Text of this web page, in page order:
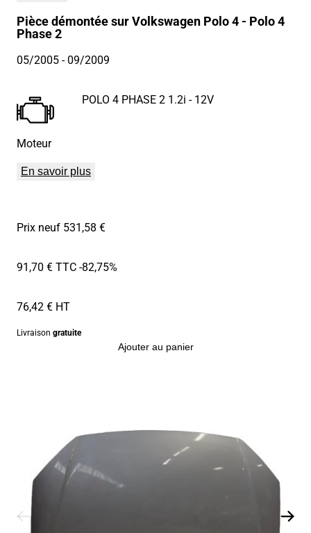
Pièce démontée sur Volkswagen Polo 4 - Polo 4
Phase 2
05/2005- 09/2009
Moteur
POLO 4 PHASE 2 1.2i - 12V
En savoir plus
Prix neuf 531,58 €
91,70 € TTC-82,75%
76,42 € HT
Livraison gratuite
Ajouter au panier